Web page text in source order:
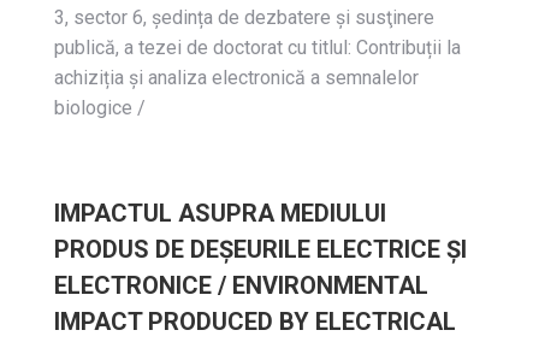
3, sector 6, ședința de dezbatere și susţinere
publică, a tezei de doctorat cu titlul: Contribuții la
achiziția și analiza electronică a semnalelor
biologice /
IMPACTUL ASUPRA MEDIULUI
PRODUS DE DEȘEURILE ELECTRICE ȘI
ELECTRONICE / ENVIRONMENTAL
IMPACT PRODUCED BY ELECTRICAL